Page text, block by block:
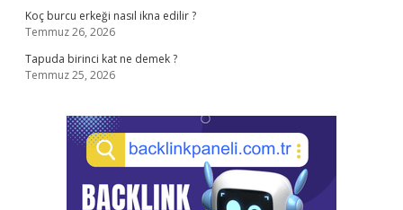
Koç burcu erkeği nasıl ikna edilir ?
Temmuz 26, 2026
Tapuda birinci kat ne demek ?
Temmuz 25, 2026